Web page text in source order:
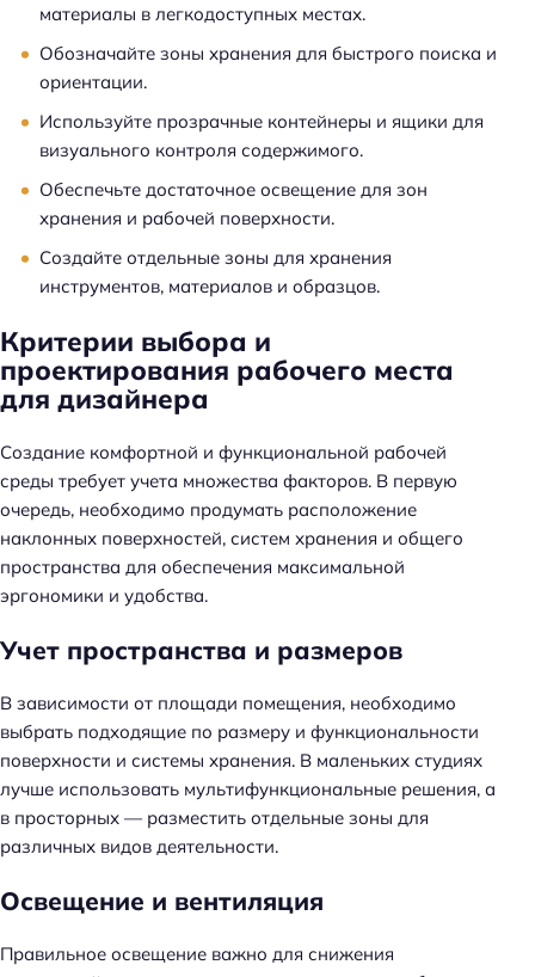
материалы в легкодоступных местах.
Обозначайте зоны хранения для быстрого поиска и
ориентации.
Используйте прозрачные контейнеры и ящики для
визуального контроля содержимого.
Обеспечьте достаточное освещение для зон
хранения и рабочей поверхности.
Создайте отдельные зоны для хранения
инструментов, материалов и образцов.
Критерии выбора и
проектирования рабочего места
для дизайнера
Создание комфортной и функциональной рабочей
среды требует учета множества факторов. В первую
очередь, необходимо продумать расположение
наклонных поверхностей, систем хранения и общего
пространства для обеспечения максимальной
эргономики и удобства.
Учет пространства и размеров
В зависимости от площади помещения, необходимо
выбрать подходящие по размеру и функциональности
поверхности и системы хранения. В маленьких студиях
лучше использовать мультифункциональные решения, а
в просторных — разместить отдельные зоны для
различных видов деятельности.
Освещение и вентиляция
Правильное освещение важно для снижения